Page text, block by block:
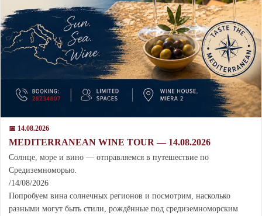
📅 14.08.2026
MEDITERRANEAN WINE TOUR — 14.08.2026
Cолнце, море и вино — отправляемся в путешествие по
Средиземноморью.
/14/08/2026
Попробуем вина солнечных регионов и посмотрим, насколько
разными могут быть стили, рождённые под средиземноморским